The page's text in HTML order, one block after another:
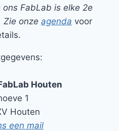
ons FabLab is elke 2e
Zie onze agenda voor
Houten
1
Houten
een mail